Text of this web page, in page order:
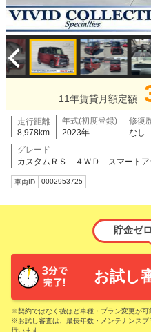
11年賃貸月額定額
走行距離
8,978km
年式(初度登録)
2023年
修復
なし
グレード
カスタムＲＳ ４ＷＤ スマート
車両ID 0002953725
貯金ゼ
お試し
※契約ではなく後ほど車種・プラン変更が可
※お試し審査は、最長年数・メンテナンス
行います